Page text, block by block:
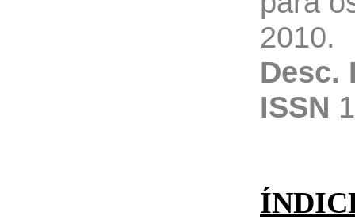
2010.
Desc.
ISSN